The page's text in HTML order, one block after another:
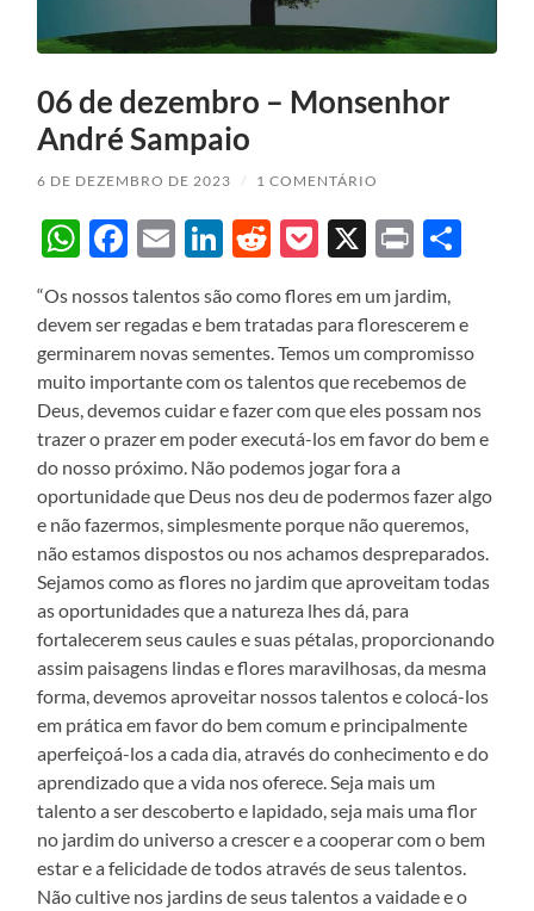
06 de dezembro – Monsenhor
André Sampaio
6 DE DEZEMBRO DE 2023 / 1 COMENTÁRIO
WhatsApp
Facebook
EmailLinkedIn
Reddit
Pocket
X Print
“Os nossos talentos são como flores em um jardim,
devem ser regadas e bem tratadas para florescerem e
germinarem novas sementes. Temos um compromisso
muito importante com os talentos que recebemos de
Deus, devemos cuidar e fazer com que eles possam nos
trazer o prazer em poder executá-los em favor do bem e
do nosso próximo. Não podemos jogar fora a
oportunidade que Deus nos deu de podermos fazer algo
e não fazermos, simplesmente porque não queremos,
não estamos dispostos ou nos achamos despreparados.
Sejamos como as flores no jardim que aproveitam todas
as oportunidades que a natureza lhes dá, para
fortalecerem seus caules e suas pétalas, proporcionando
assim paisagens lindas e flores maravilhosas, da mesma
forma, devemos aproveitar nossos talentos e colocá-los
em prática em favor do bem comum e principalmente
aperfeiçoá-los a cada dia, através do conhecimento e do
aprendizado que a vida nos oferece. Seja mais um
talento a ser descoberto e lapidado, seja mais uma flor
no jardim do universo a crescer e a cooperar com o bem
estar e a felicidade de todos através de seus talentos.
Não cultive nos jardins de seus talentos a vaidade e o